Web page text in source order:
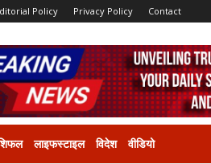
Policy Privacy Policy Contact
लाइफस्टाइल विदेश वीडियो